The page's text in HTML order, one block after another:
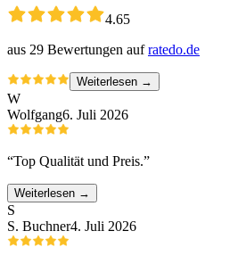
4.65
aus 29 Bewertungen auf ratedo.de
Weiterlesen →
W
Wolfgang6. Juli 2026
“Top Qualität und Preis.”
Weiterlesen →
S
S. Buchner4. Juli 2026